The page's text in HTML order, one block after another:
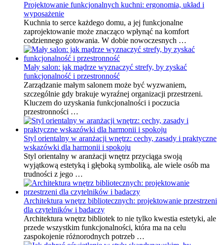
Projektowanie funkcjonalnych kuchni: ergonomia, układ i
wyposażenie
Kuchnia to serce każdego domu, a jej funkcjonalne
zaprojektowanie może znacząco wpłynąć na komfort
codziennego gotowania. W dobie nowoczesnych …
Mały salon: jak mądrze wyznaczyć strefy, by zyskać
funkcjonalność i przestronność
Zarządzanie małym salonem może być wyzwaniem,
szczególnie gdy brakuje wyraźnej organizacji przestrzeni.
Kluczem do uzyskania funkcjonalności i poczucia
przestronności …
Styl orientalny w aranżacji wnętrz: cechy, zasady i praktyczne
wskazówki dla harmonii i spokoju
Styl orientalny w aranżacji wnętrz przyciąga swoją
wyjątkową estetyką i głęboką symboliką, ale wiele osób ma
trudności z jego …
Architektura wnętrz bibliotecznych: projektowanie przestrzeni
dla czytelników i badaczy
Architektura wnętrz bibliotek to nie tylko kwestia estetyki, ale
przede wszystkim funkcjonalności, która ma na celu
zaspokojenie różnorodnych potrzeb …